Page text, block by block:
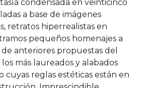
condensada en veinticinco
a base de imágenes
retratos hiperrealistas en
pequeños homenajes a
de anteriores propuestas del
más laureados y alabados
cuyas reglas estéticas están en